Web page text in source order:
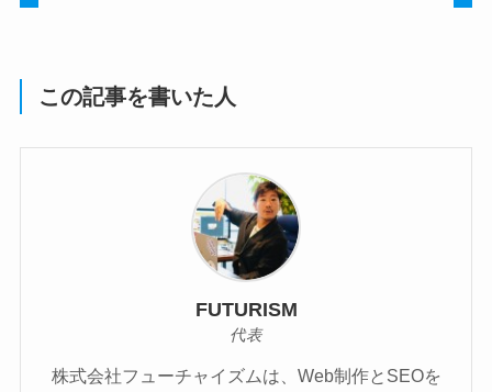
この記事を書いた人
FUTURISM
代表
株式会社フューチャイズムは、Web制作とSEOを